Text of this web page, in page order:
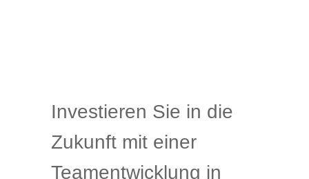
Investieren Sie in die
Zukunft mit einer
Teamentwicklung in